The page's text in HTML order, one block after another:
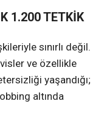
1.200 TETKİK
sınırlı değil.
ve özellikle
yaşandığı;
altında